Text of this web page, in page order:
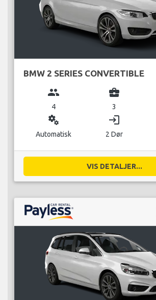
BMW 2 SERIES CONVERTIBLE
group
4
business_center
3
miscellaneous_services
Automatisk
login
2 Dør
VIS DETALJER...